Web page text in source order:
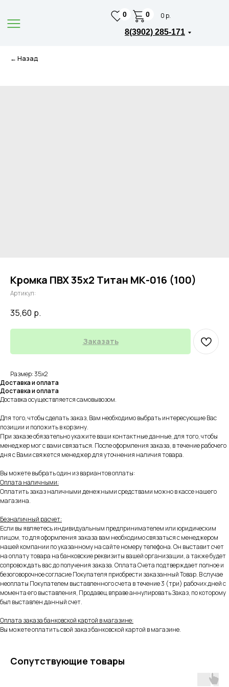
8(3902) 285-171
0 0 р.
0
← Назад
Кромка ПВХ 35х2 Титан МК-016 (100)
Артикул:
35,60 р.
Заказать
Размер: 35х2
Доставка и оплата
Доставка и оплата
Доставка осуществляется самовывозом.
Для того, чтобы сделать заказ, Вам необходимо выбрать интересующие Вас
позиции и положить в корзину.
При заказе обязательно укажите ваши контактные данные, для того, чтобы
менеджер мог с вами связаться. После оформления заказа, в течение рабочего
дня с Вами свяжется менеджер для уточнения наличия товара.
Вы можете выбрать один из вариантов оплаты:
Оплата наличными:
Оплатить заказ наличными денежными средствами можно в кассе нашего
магазина.
Безналичный расчет:
Если вы являетесь индивидуальным предпринимателем или юридическим
лицом, то для оформления заказа вам необходимо связаться с менеджером
нашей компании по указанному на сайте номеру телефона. Он выставит счет
на оплату товара на банковские реквизиты вашей организации, а также будет
сопровождать вас до получения заказа. Оплата Счета подтверждает полное и
безоговорочное согласие Покупателя приобрести заказанный Товар. В случае
неоплаты Покупателем выставленного счета в течение 3 (три) рабочих дней с
момента его выставления, Продавец вправе аннулировать Заказ, по которому
был выставлен данный счет.
Оплата заказа банковской картой в магазине:
Вы можете оплатить свой заказ банковской картой в магазине.
Сопутствующие товары